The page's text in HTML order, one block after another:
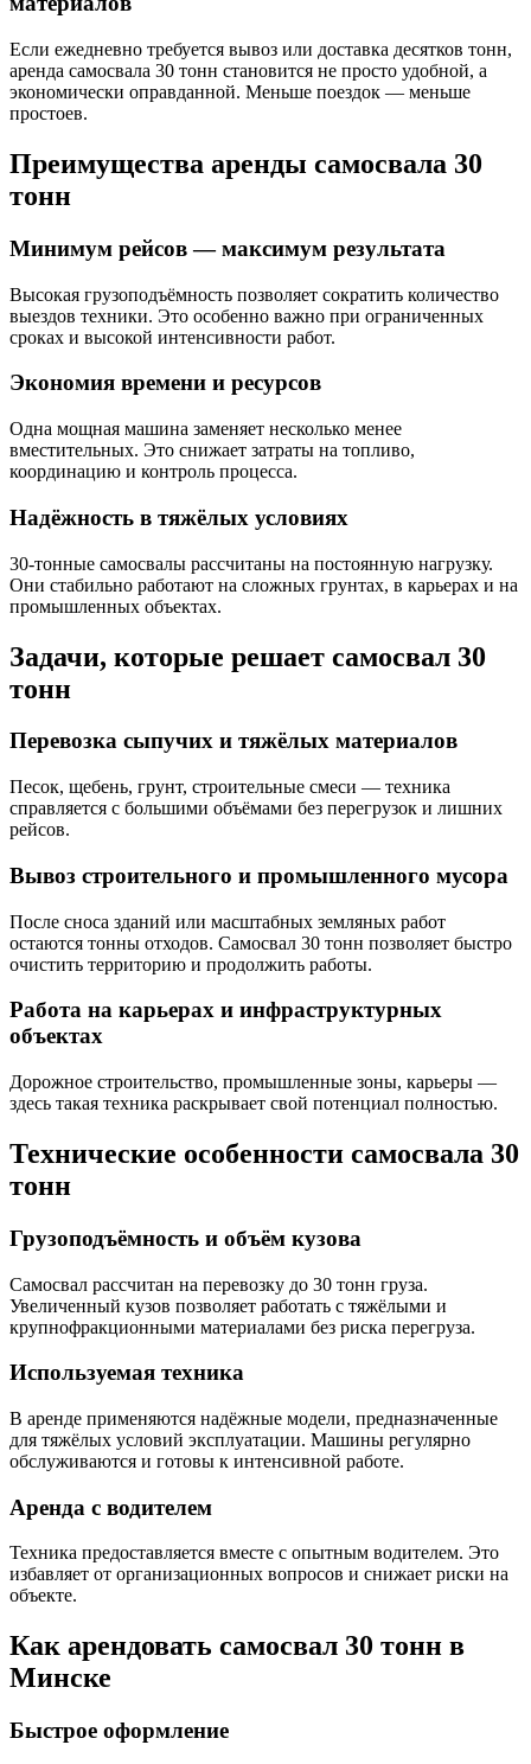
Если ежедневно требуется вывоз или доставка десятков тонн,
аренда самосвала 30 тонн становится не просто удобной, а
экономически оправданной. Меньше поездок — меньше
простоев.
Преимущества аренды самосвала 30
тонн
Минимум рейсов — максимум результата
Высокая грузоподъёмность позволяет сократить количество
выездов техники. Это особенно важно при ограниченных
сроках и высокой интенсивности работ.
Экономия времени и ресурсов
Одна мощная машина заменяет несколько менее
вместительных. Это снижает затраты на топливо,
координацию и контроль процесса.
Надёжность в тяжёлых условиях
30-тонные самосвалы рассчитаны на постоянную нагрузку.
Они стабильно работают на сложных грунтах, в карьерах и на
промышленных объектах.
Задачи, которые решает самосвал 30
тонн
Перевозка сыпучих и тяжёлых материалов
Песок, щебень, грунт, строительные смеси — техника
справляется с большими объёмами без перегрузок и лишних
рейсов.
Вывоз строительного и промышленного мусора
После сноса зданий или масштабных земляных работ
остаются тонны отходов. Самосвал 30 тонн позволяет быстро
очистить территорию и продолжить работы.
Работа на карьерах и инфраструктурных
объектах
Дорожное строительство, промышленные зоны, карьеры —
здесь такая техника раскрывает свой потенциал полностью.
Технические особенности самосвала 30
тонн
Грузоподъёмность и объём кузова
Самосвал рассчитан на перевозку до 30 тонн груза.
Увеличенный кузов позволяет работать с тяжёлыми и
крупнофракционными материалами без риска перегруза.
Используемая техника
В аренде применяются надёжные модели, предназначенные
для тяжёлых условий эксплуатации. Машины регулярно
обслуживаются и готовы к интенсивной работе.
Аренда с водителем
Техника предоставляется вместе с опытным водителем. Это
избавляет от организационных вопросов и снижает риски на
объекте.
Как арендовать самосвал 30 тонн в
Минске
Быстрое оформление